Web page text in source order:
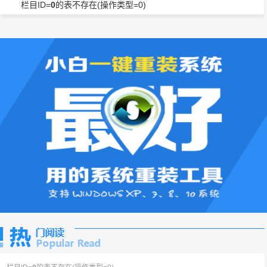
栏目ID=0的表不存在(操作类型=0)